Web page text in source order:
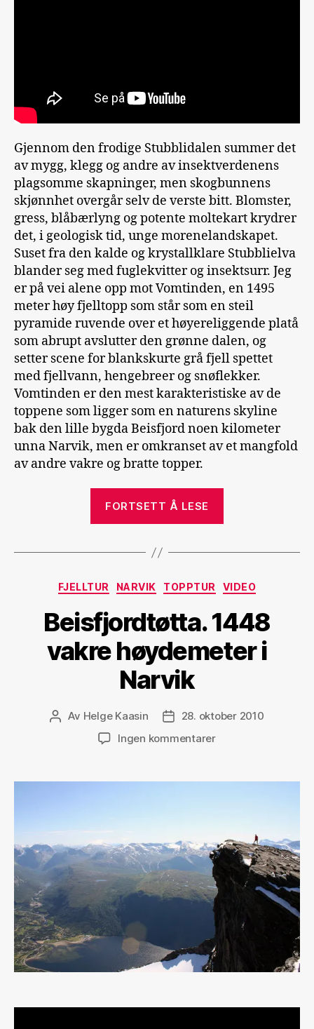
Gjennom den frodige Stubblidalen summer det
av mygg, klegg og andre av insektverdenens
plagsomme skapninger, men skogbunnens
skjønnhet overgår selv de verste bitt. Blomster,
gress, blåbærlyng og potente moltekart krydrer
det, i geologisk tid, unge morenelandskapet.
Suset fra den kalde og krystallklare Stubblielva
blander seg med fuglekvitter og insektsurr. Jeg
er på vei alene opp mot Vomtinden, en 1495
meter høy fjelltopp som står som en steil
pyramide ruvende over et høyereliggende platå
som abrupt avslutter den grønne dalen, og
setter scene for blankskurte grå fjell spettet
med fjellvann, hengebreer og snøflekker.
Vomtinden er den mest karakteristiske av de
toppene som ligger som en naturens skyline
bak den lille bygda Beisfjord noen kilometer
unna Narvik, men er omkranset av et mangfold
av andre vakre og bratte topper.
FORTSETT Å LESE
Kategorier
FJELLTUR NARVIK TOPPTUR VIDEO
Beisfjordtøtta. 1448
vakre høydemeter i
Narvik
Innleggsforfatter
Av Helge Kaasin Publiseringsdato
28. oktober 2010
Ingen kommentarertil
vakre